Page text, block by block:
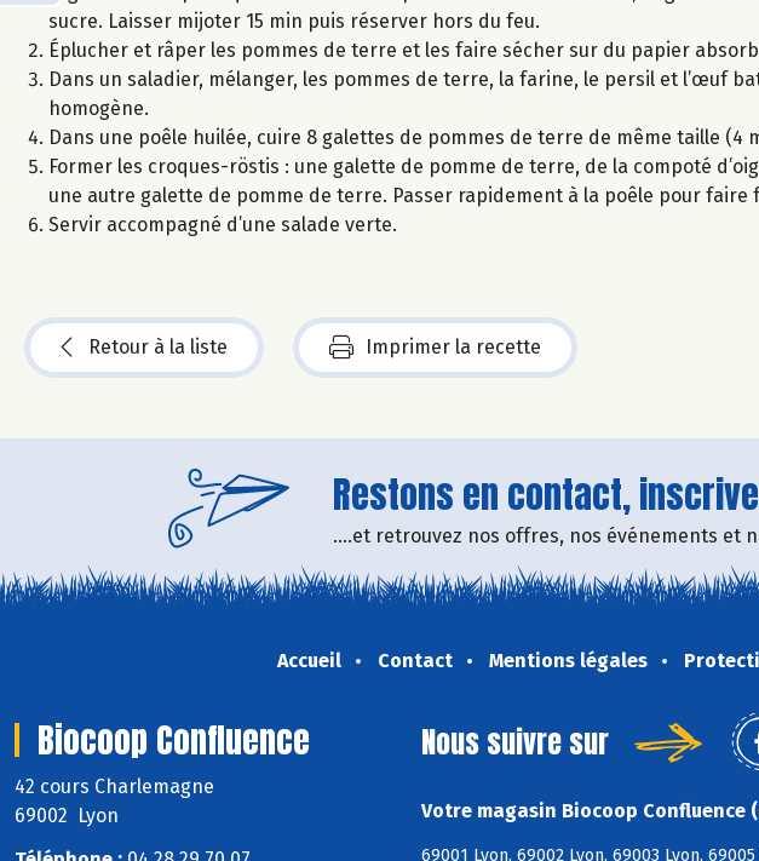
sucre. Laisser mijoter 15 min puis réserver hors du feu.
Éplucher et râper les pommes de terre et les faire sécher sur du papier
Dans un saladier, mélanger, les pommes de terre, la farine, le persil et l’œuf
homogène.
Dans une poêle huilée, cuire 8 galettes de pommes de terre de même taille (4
Former les croques-röstis : une galette de pomme de terre, de la compoté
une autre galette de pomme de terre. Passer rapidement à la poêle pour faire
Servir accompagné d’une salade verte.
Retour à la liste Imprimer la recette
Restons en contact,
....et retrouvez nos offres, nos événements et
Accueil Contact Mentions légales
Biocoop Confluence
42 cours Charlemagne
69002 Lyon
Nous suivre sur
Votre magasin Biocoop Confluence
69001 Lyon, 69002 Lyon, 69003 Lyon,